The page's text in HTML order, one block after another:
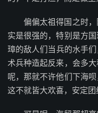
偏偏太祖得国之时
实是很强的，特别是方
璋的敌人们当兵的水手
术兵种造起反来，会多
呢，那就不许他们下海
这不就皆大欢喜，安定团